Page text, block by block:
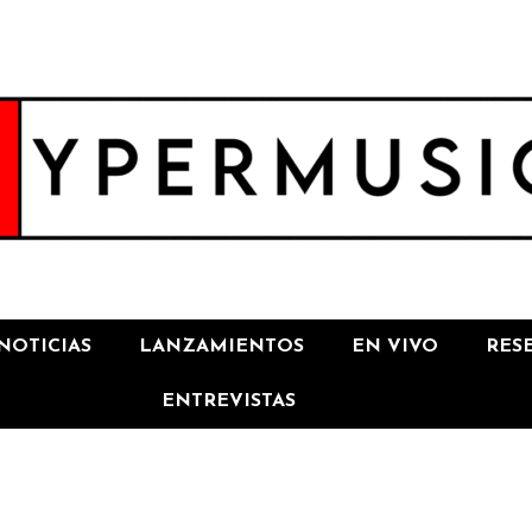
LANZAMIENTOS EN VIVO
ENTREVISTAS